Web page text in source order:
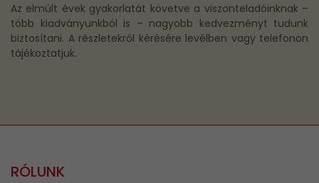
Az elmúlt évek gyakorlatát követve a viszonteladóinknak –
több kiadványunkból is – nagyobb kedvezményt tudunk
biztosítani. A részletekről kérésére levélben vagy telefonon
tájékoztatjuk.
RÓLUNK